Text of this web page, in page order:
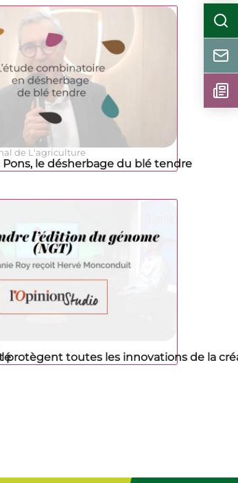
de L'agriculture
Pons, le désherbage du blé tendre
protègent toutes les innovations de la